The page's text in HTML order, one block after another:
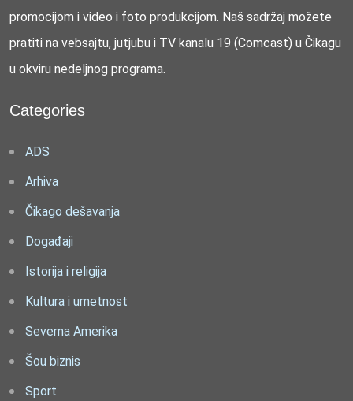
promocijom i video i foto produkcijom. Naš sadržaj možete
pratiti na vebsajtu, jutjubu i TV kanalu 19 (Comcast) u Čikagu
u okviru nedeljnog programa.
Categories
ADS
Arhiva
Čikago dešavanja
Događaji
Istorija i religija
Kultura i umetnost
Severna Amerika
Šou biznis
Sport